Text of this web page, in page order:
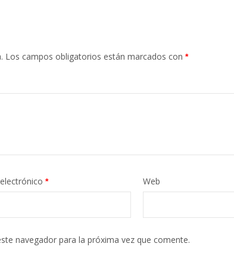
Los campos obligatorios están marcados con *
* Web
navegador para la próxima vez que comente.